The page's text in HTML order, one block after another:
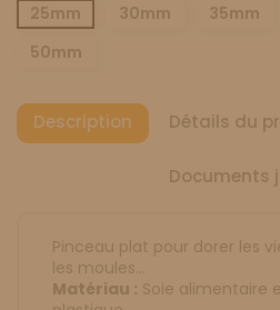
25mm
30mm 35mm
50mm
Description Détails du
Documents
Pinceau plat pour dorer les
les moules…
Matériau : Soie alimentaire